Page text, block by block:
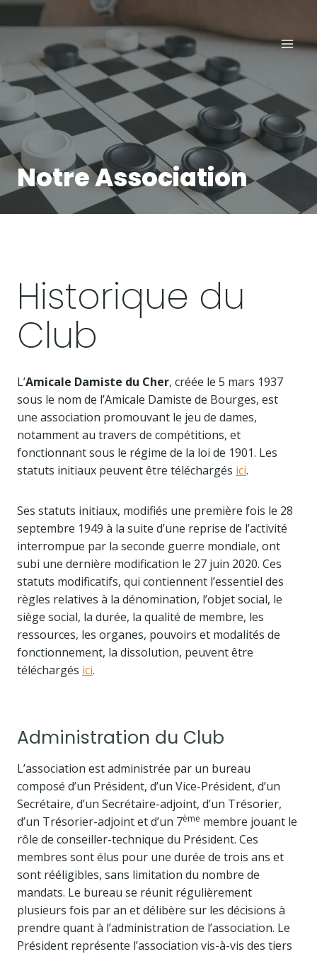
Aller
au
Notre Association
Historique du
Club
L’Amicale Damiste du Cher, créée le 5 mars 1937
sous le nom de l’Amicale Damiste de Bourges, est
une association promouvant le jeu de dames,
notamment au travers de compétitions, et
fonctionnant sous le régime de la loi de 1901. Les
statuts initiaux peuvent être téléchargés ici.
Ses statuts initiaux, modifiés une première fois le 28
septembre 1949 à la suite d’une reprise de l’activité
interrompue par la seconde guerre mondiale, ont
subi une dernière modification le 27 juin 2020. Ces
statuts modificatifs, qui contiennent l’essentiel des
règles relatives à la dénomination, l’objet social, le
siège social, la durée, la qualité de membre, les
ressources, les organes, pouvoirs et modalités de
fonctionnement, la dissolution, peuvent être
téléchargés ici.
Administration du Club
L’association est administrée par un bureau
composé d’un Président, d’un Vice-Président, d’un
Secrétaire, d’un Secrétaire-adjoint, d’un Trésorier,
d’un Trésorier-adjoint et d’un 7ème membre jouant le
rôle de conseiller-technique du Président. Ces
membres sont élus pour une durée de trois ans et
sont rééligibles, sans limitation du nombre de
mandats. Le bureau se réunit régulièrement
plusieurs fois par an et délibère sur les décisions à
prendre quant à l’administration de l’association. Le
Président représente l’association vis-à-vis des tiers